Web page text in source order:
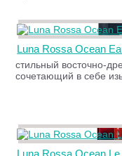
Luna Rossa Ocean
стильный восточно-
сочетающий в себе
Luna Rossa Ocean